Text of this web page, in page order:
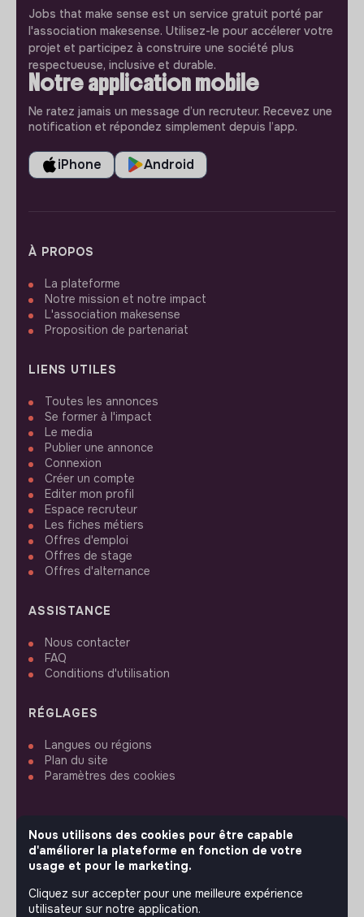
Jobs that make sense est un service gratuit porté par
l'association makesense. Utilisez-le pour accélerer votre
projet et participez à construire une société plus
respectueuse, inclusive et durable.
Notre application mobile
Ne ratez jamais un message d’un recruteur. Recevez une
notification et répondez simplement depuis l’app.
iPhone Android
À PROPOS
La plateforme
Notre mission et notre impact
L'association makesense
Proposition de partenariat
LIENS UTILES
Toutes les annonces
Se former à l'impact
Le media
Publier une annonce
Connexion
Créer un compte
Editer mon profil
Espace recruteur
Les fiches métiers
Offres d'emploi
Offres de stage
Offres d'alternance
ASSISTANCE
Nous contacter
FAQ
Conditions d'utilisation
RÉGLAGES
Langues ou régions
Plan du site
Paramètres des cookies
SUIVEZ-NOUS
Nous utilisons des cookies pour être capable
d'améliorer la plateforme en fonction de votre
usage et pour le marketing.
Cliquez sur accepter pour une meilleure expérience
utilisateur sur notre application.